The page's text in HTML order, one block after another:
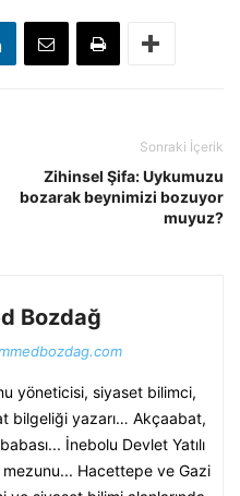
Sonraki İçerik
Zihinsel Şifa: Uykumuzu
bozarak beynimizi bozuyor
muyuz?
Bozdağ
yöneticisi, siyaset bilimci,
bilgeliği yazarı… Akçaabat,
İnebolu Devlet Yatılı
Hacettepe ve Gazi